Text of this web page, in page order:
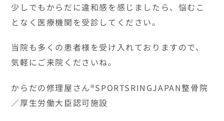
少しでもからだに違和感を感じましたら、悩むこ
となく医療機関を受診してください。
当院も多くの患者様を受け入れておりますので、
気軽にご来院くださいね。
からだの修理屋さん®SPORTSRINGJAPAN整骨院
／厚生労働大臣認可施設